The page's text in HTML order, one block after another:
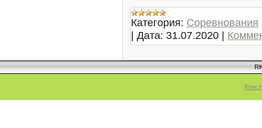
Категория: Соревнования
| Дата: 31.07.2020 |